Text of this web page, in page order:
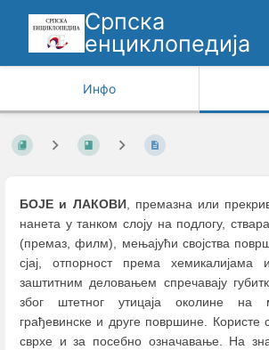
Српска
енциклопедија
Инфо
БОЈЕ и ЛАКОВИ, премазна или
нанета у танком слоју на подлогу,
(премаз, филм), мењајући својства
сјај, отпорност према хемикалијама
заштитним деловањем спречавају
због штетног утицаја околине на
грађевинске и друге површине. Користе
сврхе и за посебно означавање. На